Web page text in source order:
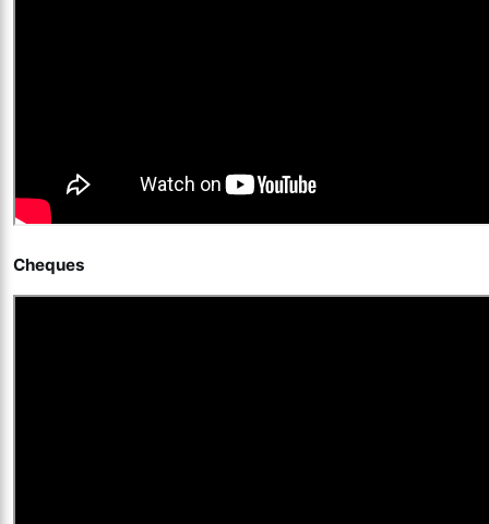
Cheques